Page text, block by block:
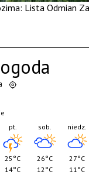
Lista Odmian
pt.
25°C
14°C
sob.
26°C
12°C
niedz.
27°C
11°C